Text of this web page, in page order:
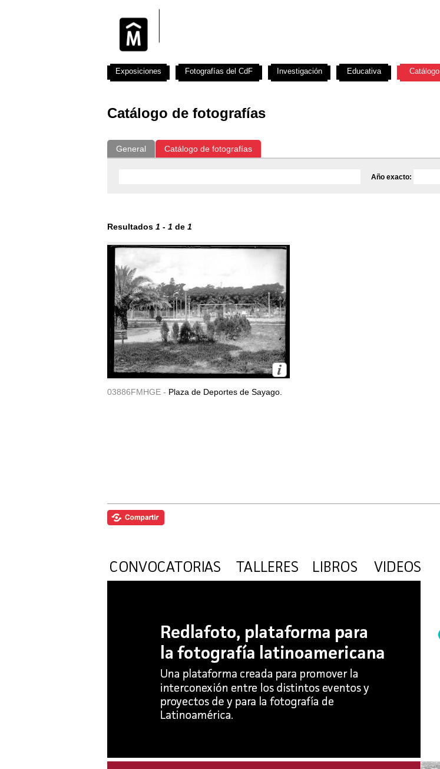
Catálogo de fotografías
General Catálogo de fotografías
Año exacto:
Resultados 1 - 1 de 1
03886FMHGE - Plaza de Deportes de Sayago.
Exposiciones Fotografías del CdF Investigación Educativa Catálogo